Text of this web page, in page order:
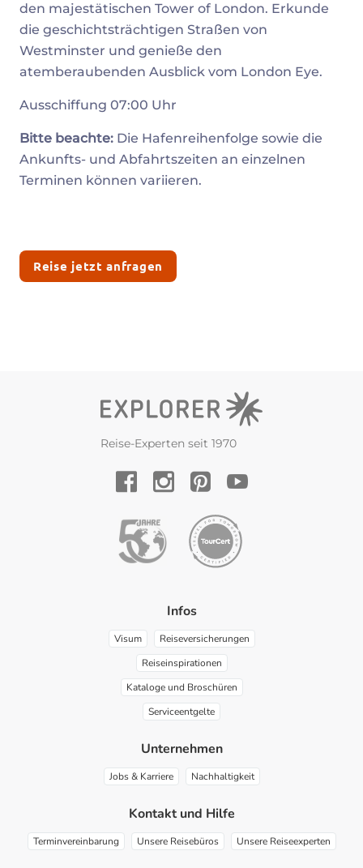
den majestätischen Tower of London. Erkunde
die geschichtsträchtigen Straßen von
Westminster und genieße den
atemberaubenden Ausblick vom London Eye.
Ausschiffung 07:00 Uhr
Bitte beachte: Die Hafenreihenfolge sowie die
Ankunfts- und Abfahrtszeiten an einzelnen
Terminen können variieren.
Reise jetzt anfragen
Reise-Experten seit 1970
Infos
Visum
Reiseversicherungen
Reiseinspirationen
Kataloge und Broschüren
Serviceentgelte
Unternehmen
Jobs & Karriere Nachhaltigkeit
Kontakt und Hilfe
Terminvereinbarung Unsere Reisebüros Unsere Reiseexperten